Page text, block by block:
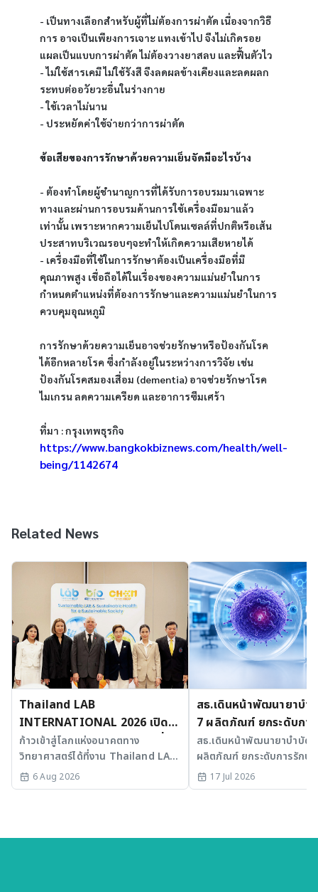
- เป็นทางเลือกสำหรับผู้ที่ไม่ต้องการผ่าตัด เนื่องจากวิธี
การ อาจเป็นเพียงการเจาะ แทงเข้าไป จึงไม่เกิดรอย
แผลเป็นแบบการผ่าตัด ไม่ต้องวางยาสลบ และฟื้นตัวไว
- ไม่ใช้สารเคมี ไม่ใช้รังสี จึงลดผลข้างเคียงและลดผลก
ระทบต่ออวัยวะอื่นในร่างกาย
- ใช้เวลาไม่นาน
- ประหยัดค่าใช้จ่ายกว่าการผ่าตัด
ข้อเสียของการรักษาด้วยความเย็นจัดมีอะไรบ้าง
- ต้องทำโดยผู้ชำนาญการที่ได้รับการอบรมมาเฉพาะ
ทางและผ่านการอบรมด้านการใช้เครื่องมือมาแล้ว
เท่านั้น เพราะหากความเย็นไปโดนเซลล์ที่ปกติหรือเส้น
ประสาทบริเวณรอบๆจะทำให้เกิดความเสียหายได้
- เครื่องมือที่ใช้ในการรักษาต้องเป็นเครื่องมือที่มี
คุณภาพสูง เชื่อถือได้ในเรื่องของความแม่นยำในการ
กำหนดตำแหน่งที่ต้องการรักษาและความแม่นยำในการ
ควบคุมอุณหภูมิ
การรักษาด้วยความเย็นอาจช่วยรักษาหรือป้องกันโรค
ได้อีกหลายโรค ซึ่งกำลังอยู่ในระหว่างการวิจัย เช่น
ป้องกันโรคสมองเสื่อม (dementia) อาจช่วยรักษาโรค
ไมเกรน ลดความเครียด และอาการซึมเศร้า
https://www.bangkokbiznews.com/health/well-
being/1142674
Related News
Thailand LAB
INTERNATIONAL 2026 เปิด
เวที AI รวม 3 งานใหญ่ ขับเคลื่อน
ไทยสู่ศูนย์กลางนวัตกรรมอาเซียน
ก้าวเข้าสู่โลกแห่งอนาคตทาง
วิทยาศาสตร์ได้ที่งาน Thailand LAB
INTERNATIONAL 2026
6 Aug 2026
สธ.เดินหน้าพัฒนายาบำ
7 ผลิตภัณฑ์ ยกระดับกา
มะเร็งและ SLE
สธ.เดินหน้าพัฒนายาบำบัด
ผลิตภัณฑ์ ยกระดับการรักษา
SLE พร้อมเร่ง Medical AI
ประเทศไทย
17 Jul 2026